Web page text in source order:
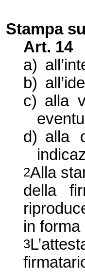
Stampa
Art. 14
a)
b)
c) alla
d) alla
2Alla
della
in forma
3